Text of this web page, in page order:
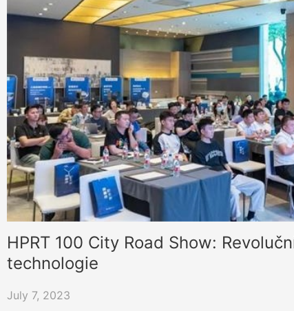
HPRT 100 City Road Show:
technologie
July 7, 2023